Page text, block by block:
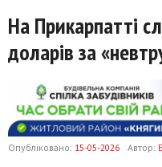
На Прикарпатті
доларів за
Опубліковано: 15-05-2026 Автор: